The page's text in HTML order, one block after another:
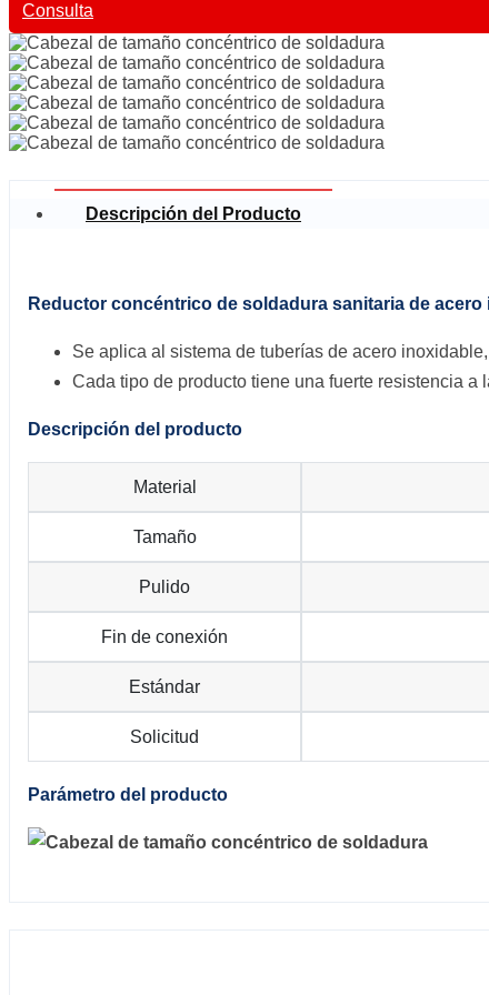
Consulta
Descripción del Producto
Reductor concéntrico de soldadura sanitaria de acero
Se aplica al sistema de tuberías de acero
Cada tipo de producto tiene una fuerte resistencia a
Descripción del producto
Material
Tamaño
Pulido
Fin de conexión
Estándar
Solicitud
Parámetro del producto